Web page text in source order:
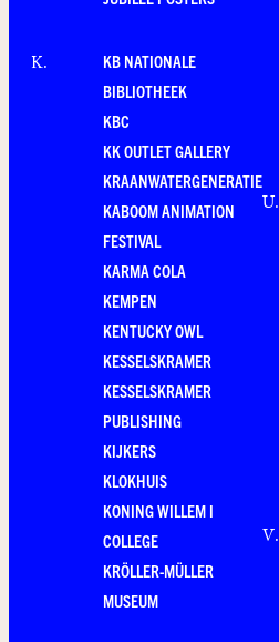
K.
KB NATIONALE
BIBLIOTHEEK
KBC
KK OUTLET GALLERY
KRAANWATERGENERATIE
KABOOM ANIMATION
FESTIVAL
KARMA COLA
KEMPEN
KENTUCKY OWL
KESSELSKRAMER
KESSELSKRAMER
PUBLISHING
KIJKERS
KLOKHUIS
KONING WILLEM I
COLLEGE
KRÖLLER-MÜLLER
MUSEUM
U.
V.